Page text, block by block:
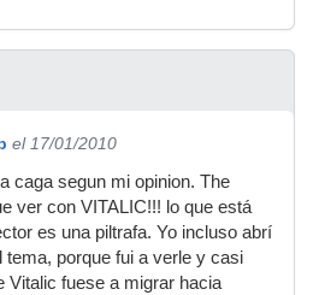
el 17/01/2010
caga segun mi opinion. The
ver con VITALIC!!! lo que está
es una piltrafa. Yo incluso abrí
tema, porque fui a verle y casi
Vitalic fuese a migrar hacia